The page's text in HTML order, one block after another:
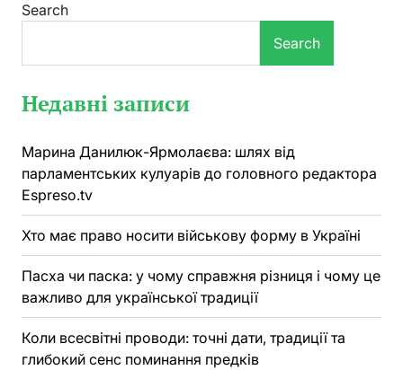
Search
Search
Недавні записи
Марина Данилюк-Ярмолаєва: шлях від
парламентських кулуарів до головного редактора
Espreso.tv
Хто має право носити військову форму в Україні
Пасха чи паска: у чому справжня різниця і чому це
важливо для української традиції
Коли всесвітні проводи: точні дати, традиції та
глибокий сенс поминання предків